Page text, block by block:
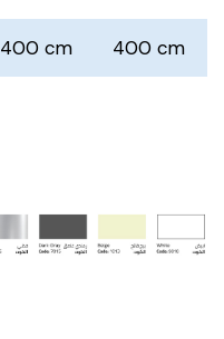
400 cm 400 cm